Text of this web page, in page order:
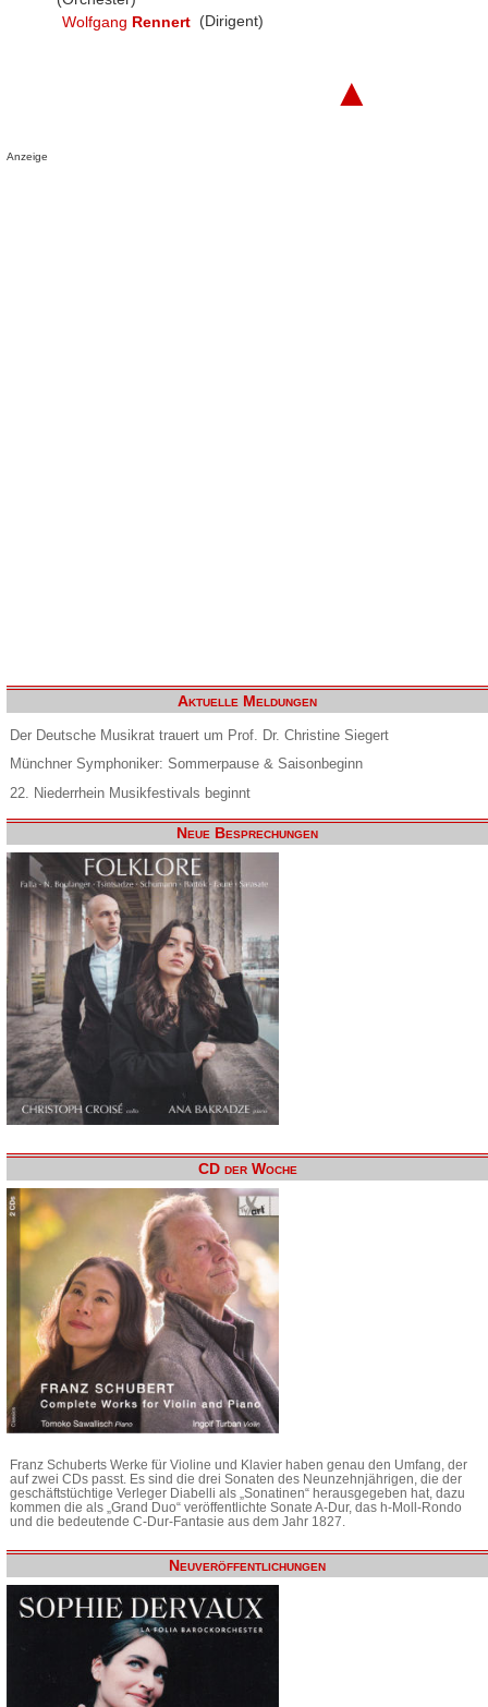
Wolfgang Rennert (Dirigent)
▲
Anzeige
Aktuelle Meldungen
Der Deutsche Musikrat trauert um Prof. Dr. Christine Siegert
Münchner Symphoniker: Sommerpause & Saisonbeginn
22. Niederrhein Musikfestivals beginnt
Neue Besprechungen
CD der Woche
Franz Schuberts Werke für Violine und Klavier haben genau den Umfang, der
auf zwei CDs passt. Es sind die drei Sonaten des Neunzehnjährigen, die der
geschäftstüchtige Verleger Diabelli als „Sonatinen“ herausgegeben hat, dazu
kommen die als „Grand Duo“ veröffentlichte Sonate A-Dur, das h-Moll-Rondo
und die bedeutende C-Dur-Fantasie aus dem Jahr 1827.
Neuveröffentlichungen